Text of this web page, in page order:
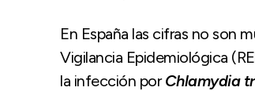
En España las cifras no son
Vigilancia Epidemiológica
la infección porChlamydia